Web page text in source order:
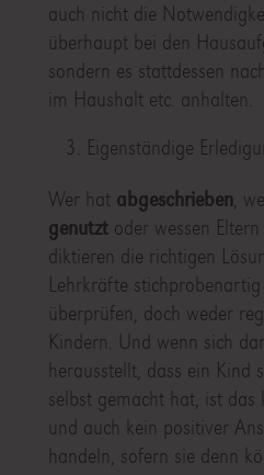
auch nicht die
überhaupt bei den
sondern es stattdessen
im Haushalt etc. anhalten.
Eigenständige
Wer hat abgeschrieben ,
genutztoder wessen
diktieren die richtigen
Lehrkräfte
überprüfen, doch weder
Kindern. Und wenn sich
herausstellt, dass ein Kind
selbst gemacht hat, ist das
und auch kein positiver
handeln, sofern sie denn